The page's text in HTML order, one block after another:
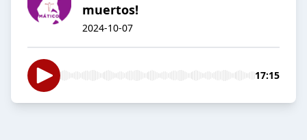
muertos!
2024-10-07
17:15